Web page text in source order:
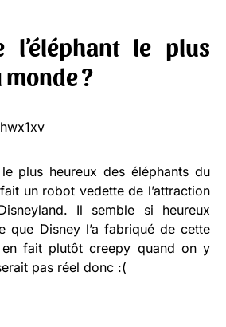
l’éléphant le plus
?
plus heureux des éléphants du
un robot vedette de l’attraction
Il semble si heureux
que Disney l’a fabriqué de cette
fait plutôt creepy quand on y
pas réel donc :(